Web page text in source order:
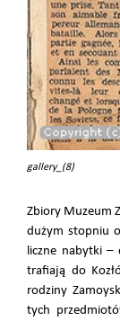
gallery_(8)
Zbiory Muzeum
dużym stopniu
liczne nabytki –
trafiają do
rodziny
tych